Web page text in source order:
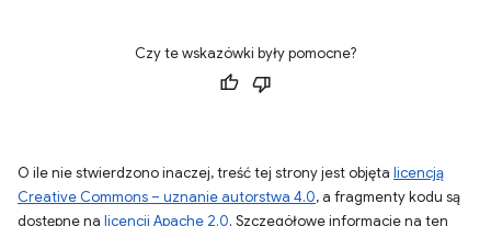
Czy te wskazówki były pomocne?
O ile nie stwierdzono inaczej, treść tej strony jest objęta licencją
Creative Commons – uznanie autorstwa 4.0, a fragmenty kodu są
dostępne na licencji Apache 2.0. Szczegółowe informacje na ten